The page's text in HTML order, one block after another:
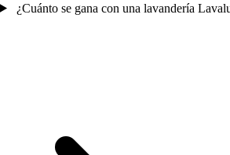
¿Cuánto se gana con una lavandería